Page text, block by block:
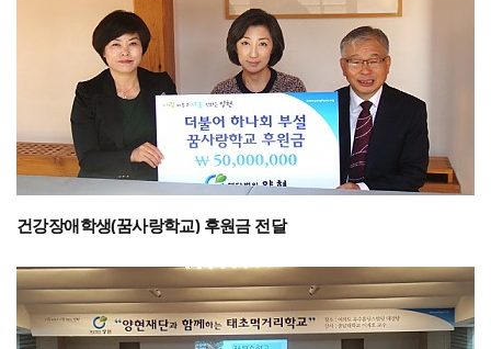
건강장애학생(꿈사랑학교) 후원금 전달